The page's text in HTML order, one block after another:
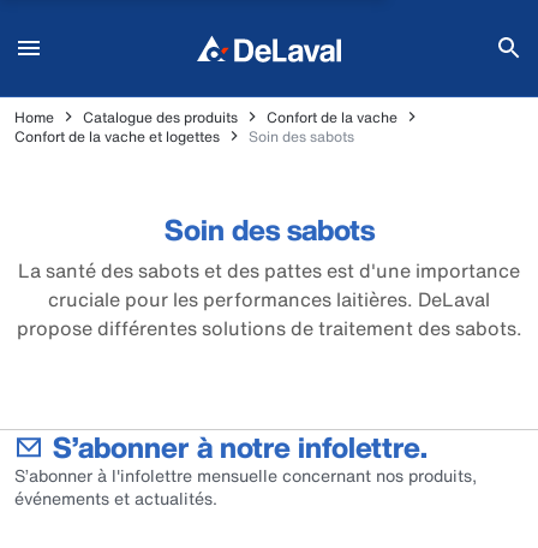
Home Catalogue des produits
Confort de la vache
Confort de la vache et logettes
Soin des sabots
Soin des sabots
La santé des sabots et des pattes est d'une importance
cruciale pour les performances laitières. DeLaval
propose différentes solutions de traitement des sabots.
S’abonner à notre infolettre.
S’abonner à l'infolettre mensuelle concernant nos produits,
événements et actualités.